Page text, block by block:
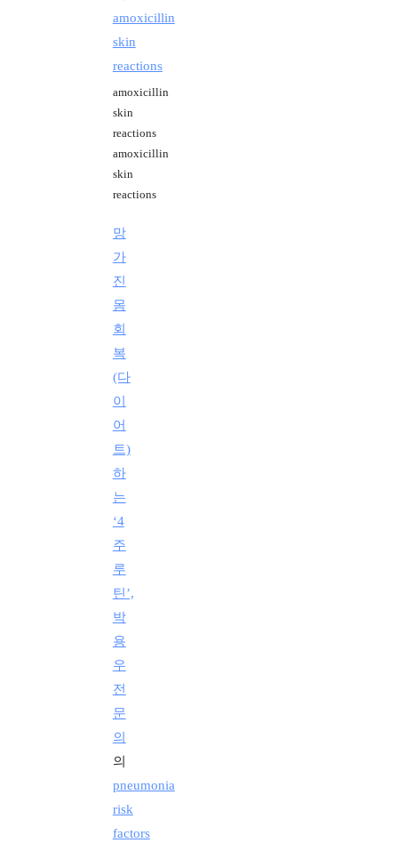
amoxicillin
skin
reactions
amoxicillin
skin
reactions
amoxicillin
skin
reactions
망
가
진
몸
회
복
(다
이
어
트)
하
는
‘4
주
루
틴’,
박
용
우
전
문
의
의
pneumonia
risk
factors